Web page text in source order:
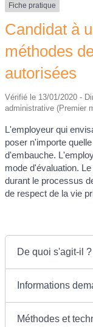
Fiche pratique
Candidat à
méthodes
autorisées
Vérifié le 13/01/2020 -
administrative (Premier
L'employeur qui
poser n'importe
d'embauche.
mode d'évaluation.
durant le processus
de respect de la vie
De quoi s'agit-il ?
Informations
Méthodes et